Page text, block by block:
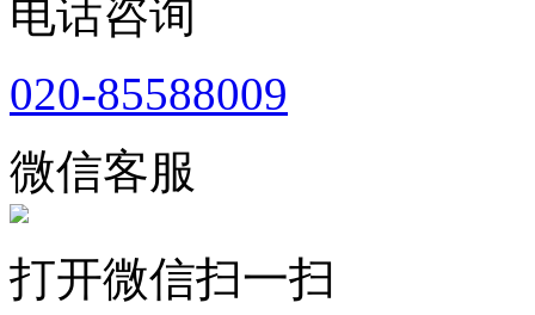
电话咨询
020-85588009
微信客服
打开微信扫一扫